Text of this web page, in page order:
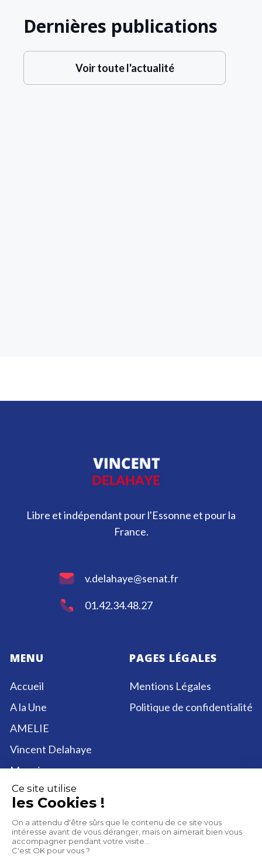
Dernières publications
Voir toute l'actualité
Libre et indépendant pour l'Essonne et pour la
France.
v.delahaye@senat.fr
01.42.34.48.27
MENU
Accueil
A la Une
AMELIE
Vincent Delahaye
Me suivre
PAGES LÉGALES
Mentions Légales
Politique de confidentialité